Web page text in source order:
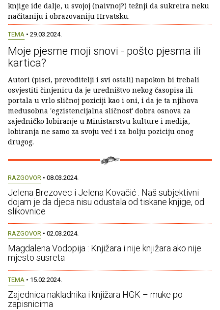
knjige ide dalje, u svojoj (naivnoj?) težnji da sukreira neku
načitaniju i obrazovaniju Hrvatsku.
TEMA • 29.03.2024.
Moje pjesme moji snovi - pošto pjesma ili
kartica?
Autori (pisci, prevoditelji i svi ostali) napokon bi trebali
osvjestiti činjenicu da je uredništvo nekog časopisa ili
portala u vrlo sličnoj poziciji kao i oni, i da je ta njihova
međusobna 'egzistencijalna sličnost' dobra osnova za
zajedničko lobiranje u Ministarstvu kulture i medija,
lobiranja ne samo za svoju već i za bolju poziciju onog
drugog.
RAZGOVOR • 08.03.2024.
Jelena Brezovec i Jelena Kovačić : Naš subjektivni
dojam je da djeca nisu odustala od tiskane knjige, od
slikovnice
RAZGOVOR • 02.03.2024.
Magdalena Vodopija : Knjižara i nije knjižara ako nije
mjesto susreta
TEMA • 15.02.2024.
Zajednica nakladnika i knjižara HGK – muke po
zapisnicima